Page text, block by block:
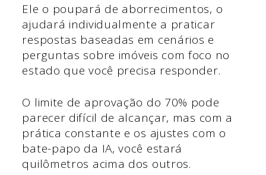
Ele o poupará de aborrecimentos, o
ajudará individualmente a praticar
respostas baseadas em cenários e
perguntas sobre imóveis com foco no
estado que você precisa responder.
O limite de aprovação do 70% pode
parecer difícil de alcançar, mas com a
prática constante e os ajustes com o
bate-papo da IA, você estará
quilômetros acima dos outros.